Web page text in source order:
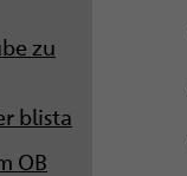
zu
blista
OB